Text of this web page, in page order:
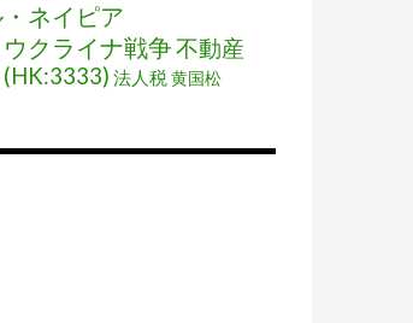
ネイピア
クライナ戦争不動産
法人税黄国松